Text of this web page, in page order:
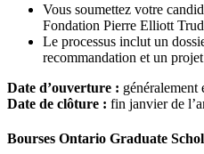
Vous soumettez votre
Fondation Pierre Elliott
Le processus inclut un
recommandation et un
Date d’ouverture : généralement
Date de clôture : fin janvier de
Bourses Ontario Graduate